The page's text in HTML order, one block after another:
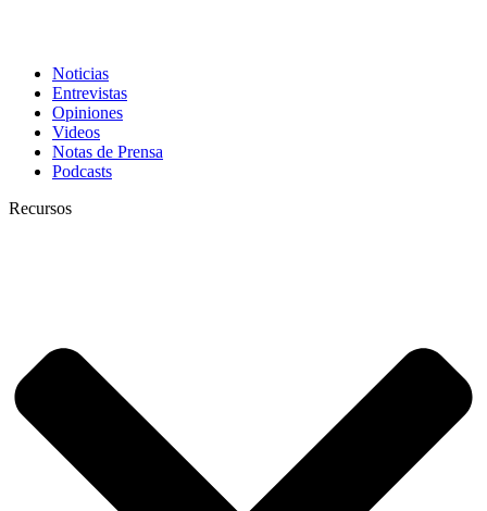
Noticias
Entrevistas
Opiniones
Videos
Notas de Prensa
Podcasts
Recursos